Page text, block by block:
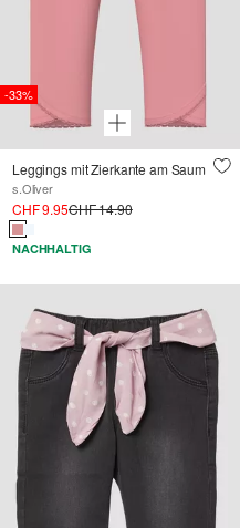
-33%
Leggings mit Zierkante am Saum
s.Oliver
CHF 9.95CHF 14.90
NACHHALTIG